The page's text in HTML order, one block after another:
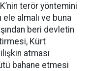
terör yöntemini
ele almalı ve buna
beri devletin
Kürt
atması
bahane etmesi